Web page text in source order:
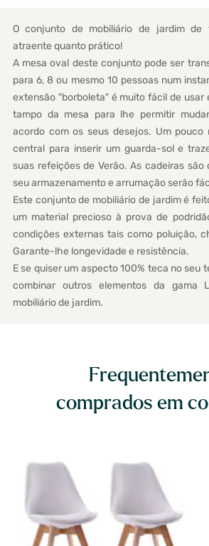
O conjunto de mobiliário de jardim de
atraente quanto prático!
A mesa oval deste conjunto pode ser
para 6, 8 ou mesmo 10 pessoas num
extensão "borboleta" é muito fácil de usar
tampo da mesa para lhe permitir
acordo com os seus desejos. Um pouco
central para inserir um guarda-sol e
suas refeições de Verão. As cadeiras são
seu armazenamento e arrumação serão
Este conjunto de mobiliário de jardim é
um material precioso à prova de
condições externas tais como poluição,
Garante-lhe longevidade e resistência.
E se quiser um aspecto 100% teca no seu
combinar outros elementos da gama
mobiliário de jardim.
comprados em